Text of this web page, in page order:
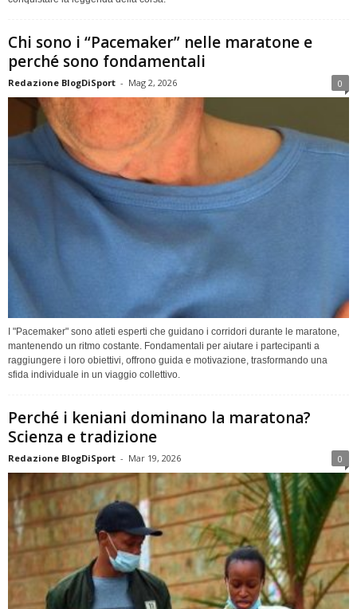
Chi sono i “Pacemaker” nelle maratone e
perché sono fondamentali
Redazione BlogDiSport - Mag 2, 2026 0
I "Pacemaker" sono atleti esperti che guidano i corridori durante le maratone,
mantenendo un ritmo costante. Fondamentali per aiutare i partecipanti a
raggiungere i loro obiettivi, offrono guida e motivazione, trasformando una
sfida individuale in un viaggio collettivo.
Perché i keniani dominano la maratona?
Scienza e tradizione
Redazione BlogDiSport - Mar 19, 2026 0